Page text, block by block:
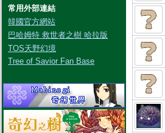
常用外部連結
韓國官方網站
巴哈姆特 救世者之樹 哈拉版
TOS天野幻境
Tree of Savior Fan Base